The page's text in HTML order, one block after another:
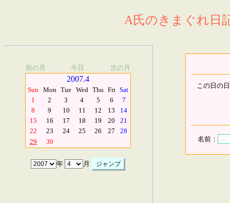
A氏のきまぐれ日
前の月 今日 次の月
2007.4
Sun Mon Tue Wed Thu Fri Sat
1
2 3 4 5 6
7
8
9 10 11 12 13
14
15
16 17 18 19 20
21
22
23 24 25 26 27
28
29
30
年 月
この日の
名前：